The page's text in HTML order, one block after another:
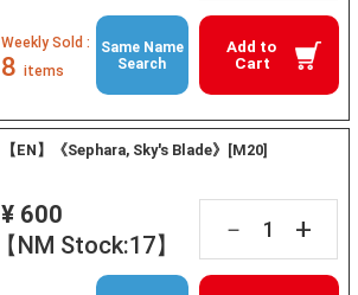
Add to
Cart
Weekly Sold :
8 items
Same Name
Search
【EN】《Sephara, Sky's Blade》[M20]
¥ 600
【NM Stock:17】
－ +